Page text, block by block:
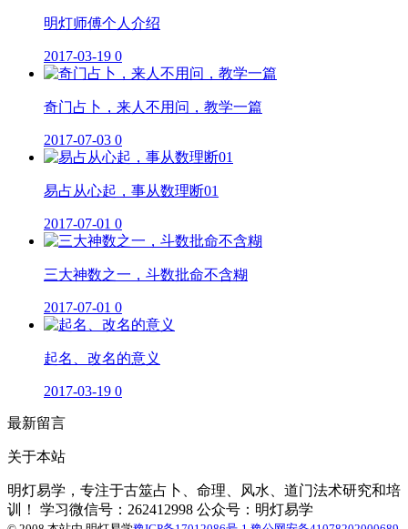
明灯师傅个人介绍
2017-03-19 0
奇门占卜，来人不用问，教学一篇
2017-07-03 0
易占从心起，事从数理断01
2017-07-01 0
三大神数之一，斗数批命不含糊
2017-07-01 0
起名、改名的意义
2017-03-19 0
最新留言
关于本站
明灯易学，专注于古筮占卜、命理、风水、道门法术研究和培
训！ 学习微信号：262412998 公众号：明灯易学